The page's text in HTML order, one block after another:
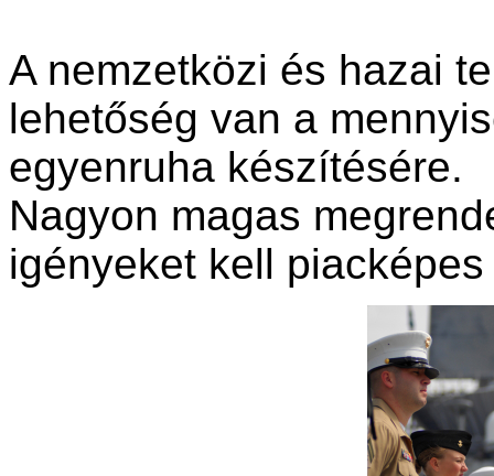
A nemzetközi és hazai
lehetőség van a
egyenruha készítésére.
Nagyon magas
igényeket kell